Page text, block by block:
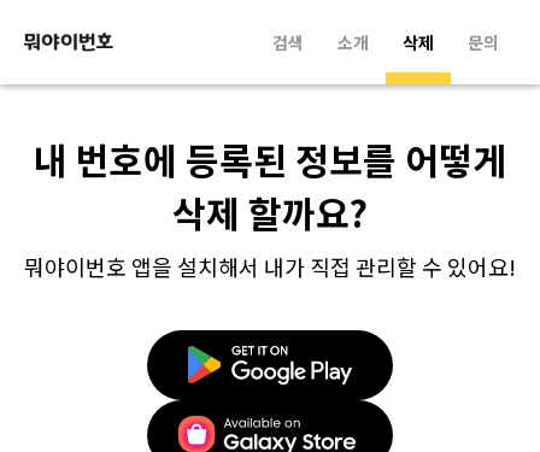
검색 소개 삭제 문의
내 번호에 등록된 정보를 어떻게
삭제 할까요?
뭐야이번호 앱을 설치해서 내가 직접 관리할 수 있어요!